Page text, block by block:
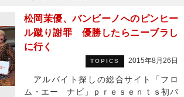
松岡茉優、バンビーノへのピンヒー
ル蹴り謝罪 優勝したらニーブラし
に行く
TOPICS 2015年8月26日
アルバイト探しの総合サイト「フロ
ム・エー ナビ」ｐｒｅｓｅｎｔｓ初バ